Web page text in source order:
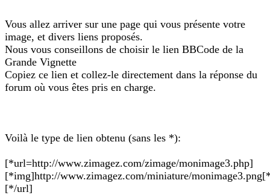
Vous allez arriver sur une page qui vous présente votre
image, et divers liens proposés.
Nous vous conseillons de choisir le lien BBCode de la
Grande Vignette
Copiez ce lien et collez-le directement dans la réponse du
forum où vous êtes pris en charge.
Voilà le type de lien obtenu (sans les *):
[*url=http://www.zimagez.com/zimage/monimage3.php]
[*img]http://www.zimagez.com/miniature/
[*/url]